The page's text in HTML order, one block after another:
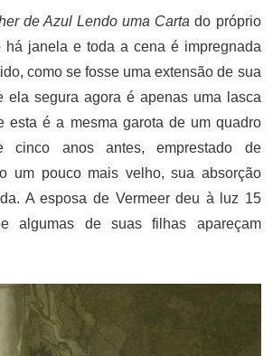
de Azul Lendo uma Carta do próprio
há janela e toda a cena é impregnada
como se fosse uma extensão de sua
ela segura agora é apenas uma lasca
esta é a mesma garota de um quadro
cinco anos antes, emprestado de
um pouco mais velho, sua absorção
A esposa de Vermeer deu à luz 15
algumas de suas filhas apareçam